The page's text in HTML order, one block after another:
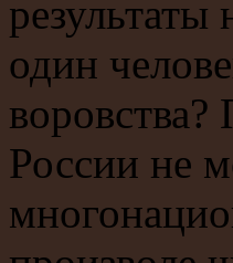
результаты
один
России не